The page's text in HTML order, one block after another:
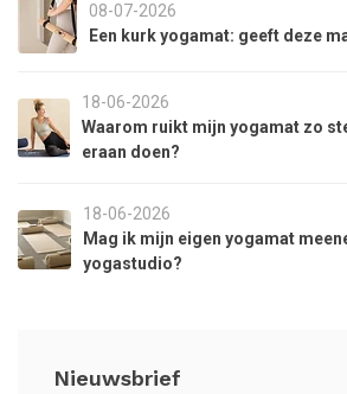
08-07-2026
Een kurk yogamat: geeft deze
18-06-2026
Waarom ruikt mijn yogamat zo
eraan doen?
18-06-2026
Mag ik mijn eigen yogamat
yogastudio?
Nieuwsbrief